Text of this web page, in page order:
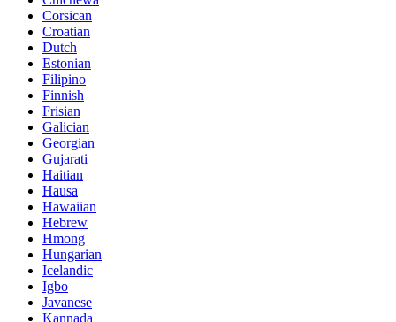
Corsican
Croatian
Dutch
Estonian
Filipino
Finnish
Frisian
Galician
Georgian
Gujarati
Haitian
Hausa
Hawaiian
Hebrew
Hmong
Hungarian
Icelandic
Igbo
Javanese
Kannada